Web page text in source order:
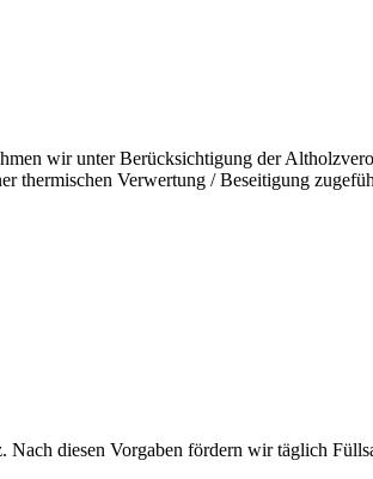
wir unter Berücksichtigung der
thermischen Verwertung / Beseitigung
diesen Vorgaben fördern wir täglich